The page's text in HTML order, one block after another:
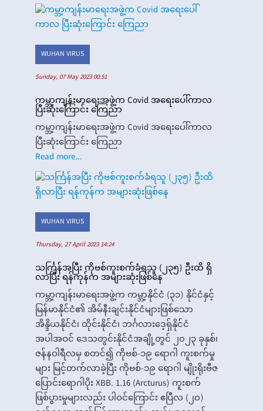
WUHAN VIRUS
Sunday, 07 May 2023 00:51
ကမ္ဘာ့ကျန်းမာရေးအဖွဲ့က Covid အရေးပေါ်ကာလ
ပြီးဆုံးကြောင်း ကြေညာ
ကမ္ဘာ့ကျန်းမာရေးအဖွဲ့က Covid အရေးပေါ်ကာလ
ပြီးဆုံးကြောင်း ကြေညာ
Read more...
WUHAN VIRUS
Thursday, 27 April 2023 14:24
သင်္ကြန်အပြီး ကိုဗစ်ကူးစက်ခံရသူ (၂၃၅) ဦးထိ ရှိ
လာပြီး ရန်ကုန်က အများဆုံးဖြစ်နေ
ကမ္ဘာ့ကျန်းမာရေးအဖွဲ့က ကမ္ဘာ့နိုင်ငံ (၃၁) နိုင်ငံနှင့်
မြန်မာနိုင်ငံ၏ အိမ်နီးချင်းနိုင်ငံများဖြစ်သော
အိန္ဒိယနိုင်ငံ၊ ထိုင်းနိုင်ငံ၊ ဘင်္ဂလားဒေ့ရှ်နိုင်ငံ
အပါအဝင် ဒေသတွင်းနိုင်ငံအချို့တွင် ၂၀၂၃ ခုနှစ်၊
ဇန်နဝါရီလမှ စတင်၍ ကိုဗစ်-၁၉ ရောဂါ ကူးစက်မှု
များ မြင့်တက်လာခဲ့ပြီး ကိုဗစ်-၁၉ ရောဂါ မျိုးရိုးဗီဇ
ပြောင်းရောဂါပိုး XBB. 1.16 (Arcturus) ကူးစက်
ဖြစ်ပွားမှုများလည်း ပါဝင်ကြောင်း ဧပြီလ (၂၀)